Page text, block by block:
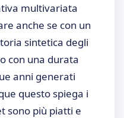
multivariata
anche se con un
sintetica degli
con una durata
anni generati
questo spiega i
sono più piatti e